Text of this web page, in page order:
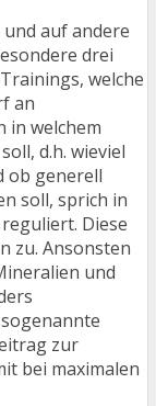
auf andere
drei
welche
an
in welchem
d.h. wieviel
ob generell
soll, sprich in
Diese
zu. Ansonsten
und
zur
bei maximalen